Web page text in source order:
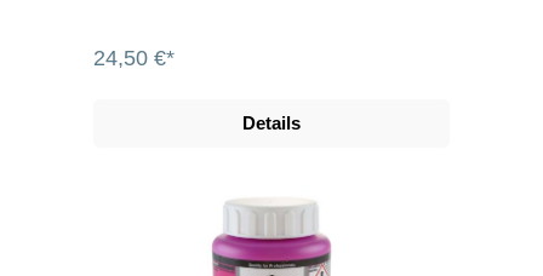
24,50 €*
Details